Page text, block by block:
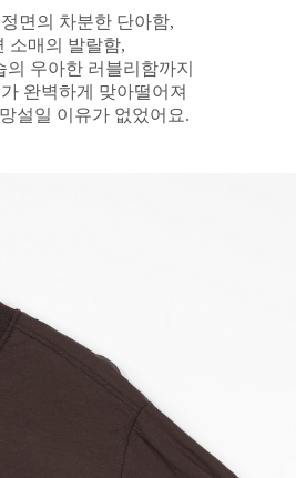
면의 차분한 단아함,
소매의 발랄함,
의 우아한 러블리함까지
완벽하게 맞아떨어져
설일 이유가 없었어요.